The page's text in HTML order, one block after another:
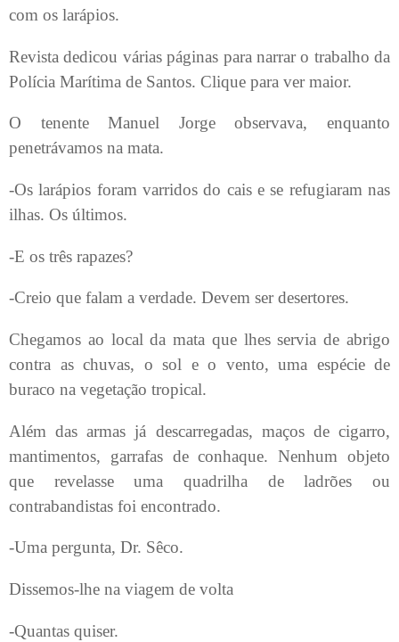
com os larápios.
Revista dedicou várias páginas para narrar o trabalho da
Polícia Marítima de Santos. Clique para ver maior.
O tenente Manuel Jorge observava, enquanto
penetrávamos na mata.
-Os larápios foram varridos do cais e se refugiaram nas
ilhas. Os últimos.
-E os três rapazes?
-Creio que falam a verdade. Devem ser desertores.
Chegamos ao local da mata que lhes servia de abrigo
contra as chuvas, o sol e o vento, uma espécie de
buraco na vegetação tropical.
Além das armas já descarregadas, maços de cigarro,
mantimentos, garrafas de conhaque. Nenhum objeto
que revelasse uma quadrilha de ladrões ou
contrabandistas foi encontrado.
-Uma pergunta, Dr. Sêco.
Dissemos-lhe na viagem de volta
-Quantas quiser.